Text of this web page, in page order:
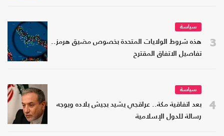
3
سياسة
هذه شروط الولايات المتحدة بخصوص مضيق هرمز..
تفاصيل الاتفاق المقترح
4
سياسة
بعد اتفاقية مكة.. عراقجي يشيد بجيش بلاده ويوجه
رسالة للدول الإسلامية